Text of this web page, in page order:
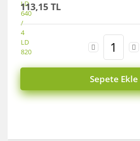
113,15 TL
Sepete Ekle